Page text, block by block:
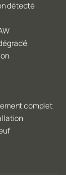
détecté
complet